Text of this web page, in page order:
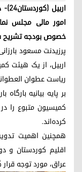
امور مالی مجلس
خصوص بودجه
اربیل، از یک هیئت
ریاست عطوان
بر پایه بیانیه
کمیسیون متبوع را
کرده‌اند.
همچنین اهمیت
اقلیم کوردستان و
عراق، مورد توجه